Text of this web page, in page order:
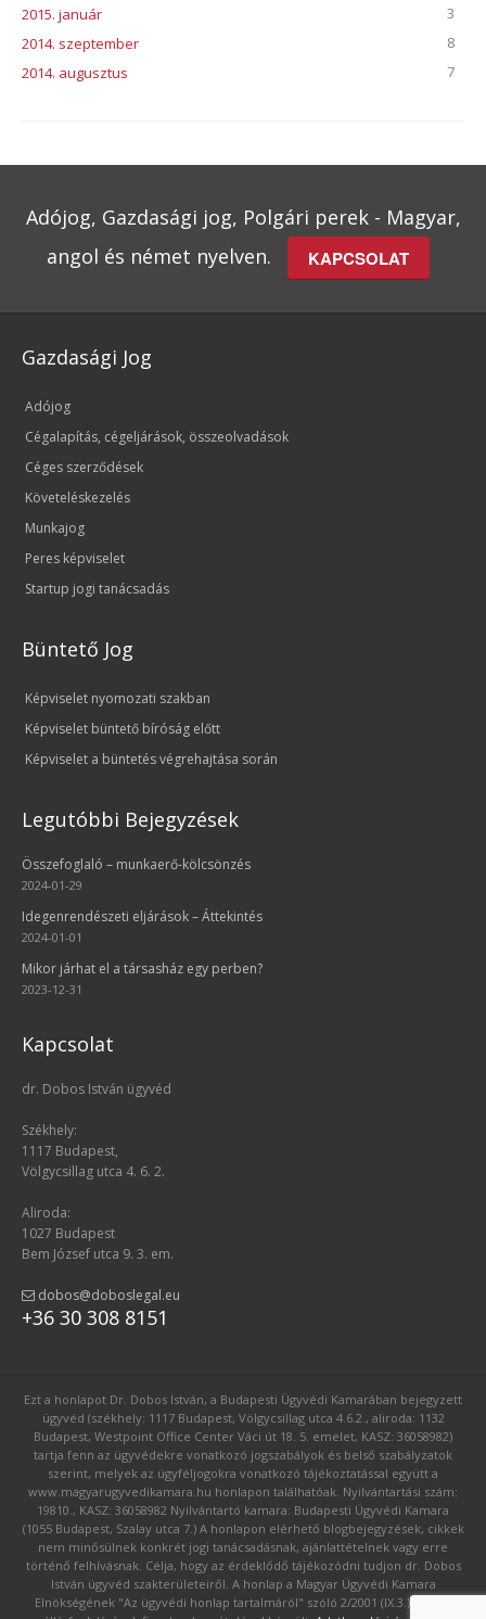
2015. január
3
2014. szeptember
8
2014. augusztus
7
Adójog, Gazdasági jog, Polgári perek - Magyar,
angol és német nyelven.
KAPCSOLAT
Gazdasági Jog
Adójog
Cégalapítás, cégeljárások, összeolvadások
Céges szerződések
Követeléskezelés
Munkajog
Peres képviselet
Startup jogi tanácsadás
Büntető Jog
Képviselet nyomozati szakban
Képviselet büntető bíróság előtt
Képviselet a büntetés végrehajtása során
Legutóbbi Bejegyzések
Összefoglaló – munkaerő-kölcsönzés
2024-01-29
Idegenrendészeti eljárások – Áttekintés
2024-01-01
Mikor járhat el a társasház egy perben?
2023-12-31
Kapcsolat
dr. Dobos István ügyvéd
Székhely:
1117 Budapest,
Völgycsillag utca 4. 6. 2.
Aliroda:
1027 Budapest
Bem József utca 9. 3. em.
dobos@doboslegal.eu
+36 30 308 8151
Ezt a honlapot Dr. Dobos István, a Budapesti Ügyvédi Kamarában bejegyzett
ügyvéd (székhely: 1117 Budapest, Völgycsillag utca 4.6.2., aliroda: 1132
Budapest, Westpoint Office Center Váci út 18. 5. emelet, KASZ: 36058982)
tartja fenn az ügyvédekre vonatkozó jogszabályok és belső szabályzatok
szerint, melyek az ügyféljogokra vonatkozó tájékoztatással együtt a
www.magyarugyvedikamara.hu honlapon találhatóak. Nyilvántartási szám:
19810., KASZ: 36058982 Nyilvántartó kamara: Budapesti Ügyvédi Kamara
(1055 Budapest, Szalay utca 7.) A honlapon elérhető blogbejegyzések, cikkek
nem minősülnek konkrét jogi tanácsadásnak, ajánlattételnek vagy erre
történő felhívásnak. Célja, hogy az érdeklődő tájékozódni tudjon dr. Dobos
István ügyvéd szakterületeiről. A honlap a Magyar Ügyvédi Kamara
Elnökségének "Az ügyvédi honlap tartalmáról" szóló 2/2001 (IX.3.) számú